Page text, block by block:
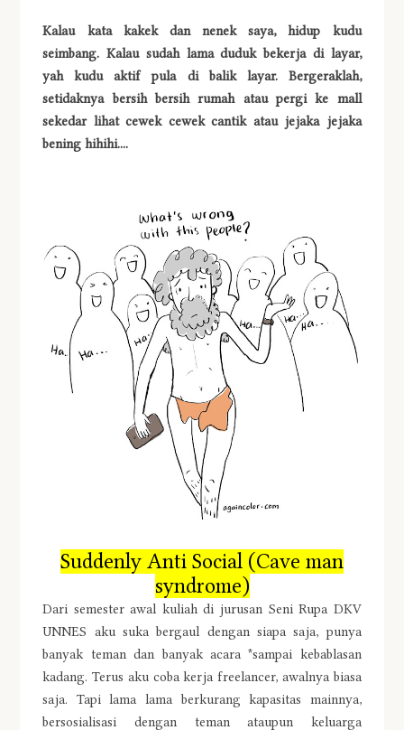
Kalau kata kakek dan nenek saya, hidup kudu
seimbang. Kalau sudah lama duduk bekerja di layar,
yah kudu aktif pula di balik layar. Bergeraklah,
setidaknya bersih bersih rumah atau pergi ke mall
sekedar lihat cewek cewek cantik atau jejaka jejaka
bening hihihi....
Suddenly Anti Social (Cave man
syndrome)
Dari semester awal kuliah di jurusan Seni Rupa DKV
UNNES aku suka bergaul dengan siapa saja, punya
banyak teman dan banyak acara *sampai kebablasan
kadang. Terus aku coba kerja freelancer, awalnya biasa
saja. Tapi lama lama berkurang kapasitas mainnya,
bersosialisasi dengan teman ataupun keluarga